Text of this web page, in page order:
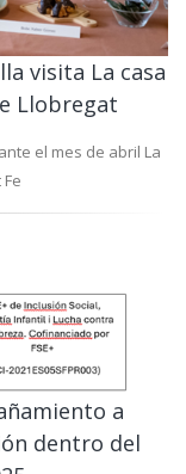
visita La casa
Llobregat
el mes de abril La
a
dentro del